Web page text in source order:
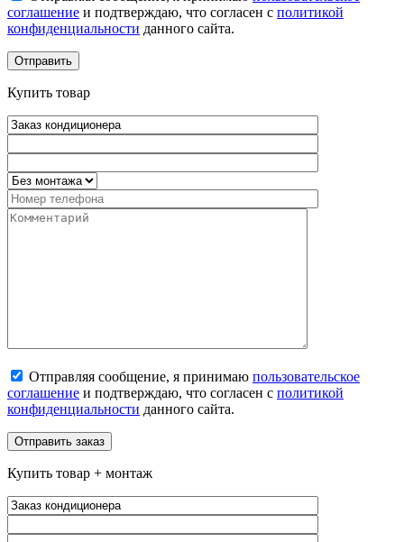
соглашение и подтверждаю, что согласен с политикой
конфиденциальности данного сайта.
Купить товар
Отправляя сообщение, я принимаю пользовательское
соглашение и подтверждаю, что согласен с политикой
конфиденциальности данного сайта.
Купить товар + монтаж